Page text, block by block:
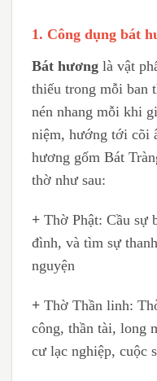
1. Công dụng bát
Bát hương là vật
thiếu trong mỗi ban
nén nhang mỗi khi
niệm, hướng tới cõi
hương gốm Bát
thờ như sau:
+ Thờ Phật: Cầu sự
đình, và tìm sự
nguyện
+ Thờ Thần linh:
công, thần tài, long
cư lạc nghiệp, cuộc